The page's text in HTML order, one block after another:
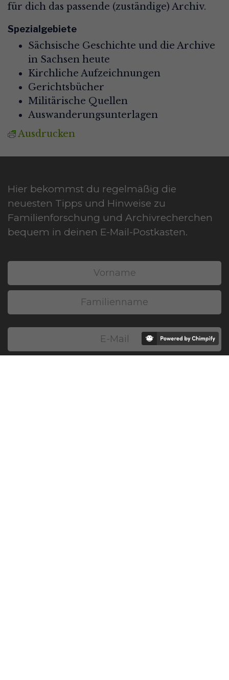
für dich das passende (zuständige) Archiv.
Spezialgebiete
Sächsische Geschichte und die Archive
in Sachsen heute
Kirchliche Aufzeichnungen
Gerichtsbücher
Militärische Quellen
Auswanderungsunterlagen
Ausdrucken
Hier bekommst du regelmäßig die
neuesten Tipps und Hinweise zu
Familienforschung und Archivrecherchen
bequem in deinen E-Mail-Postkasten.